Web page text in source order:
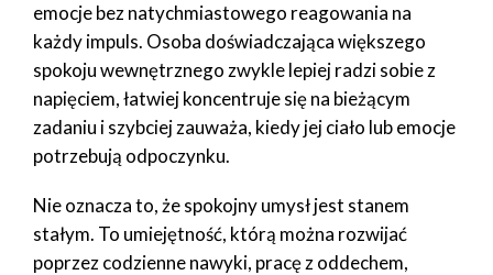
emocje bez natychmiastowego reagowania na
każdy impuls. Osoba doświadczająca większego
spokoju wewnętrznego zwykle lepiej radzi sobie z
napięciem, łatwiej koncentruje się na bieżącym
zadaniu i szybciej zauważa, kiedy jej ciało lub emocje
potrzebują odpoczynku.
Nie oznacza to, że spokojny umysł jest stanem
stałym. To umiejętność, którą można rozwijać
poprzez codzienne nawyki, pracę z oddechem,